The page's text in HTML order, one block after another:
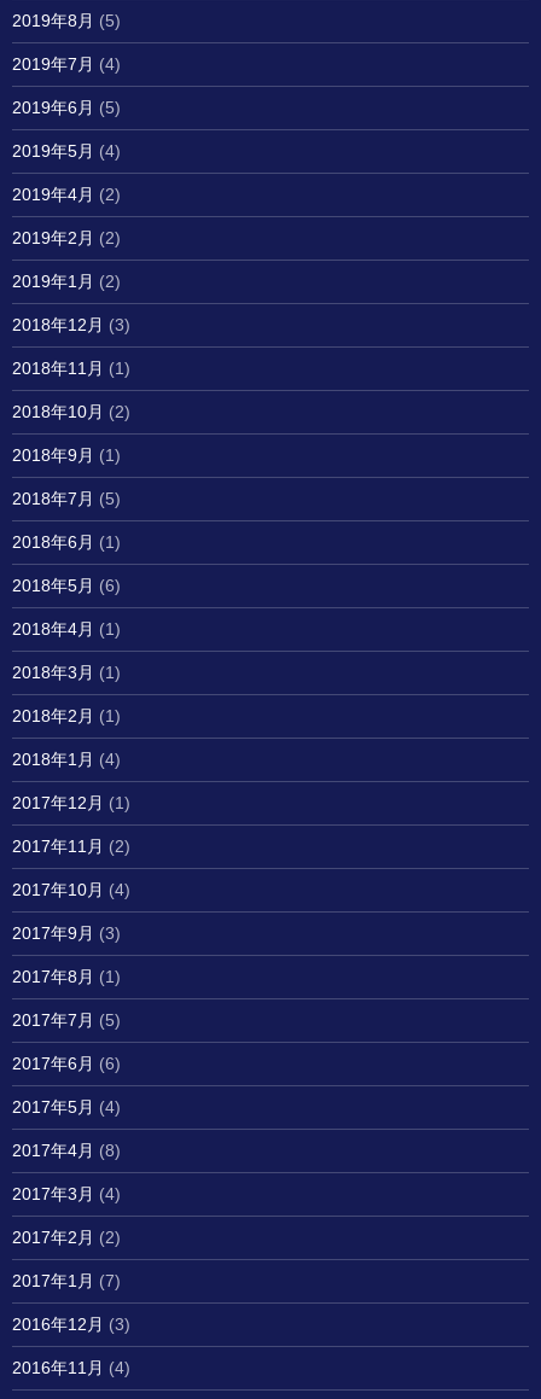
2019年8月 (5)
2019年7月 (4)
2019年6月 (5)
2019年5月 (4)
2019年4月 (2)
2019年2月 (2)
2019年1月 (2)
2018年12月 (3)
2018年11月 (1)
2018年10月 (2)
2018年9月 (1)
2018年7月 (5)
2018年6月 (1)
2018年5月 (6)
2018年4月 (1)
2018年3月 (1)
2018年2月 (1)
2018年1月 (4)
2017年12月 (1)
2017年11月 (2)
2017年10月 (4)
2017年9月 (3)
2017年8月 (1)
2017年7月 (5)
2017年6月 (6)
2017年5月 (4)
2017年4月 (8)
2017年3月 (4)
2017年2月 (2)
2017年1月 (7)
2016年12月 (3)
2016年11月 (4)